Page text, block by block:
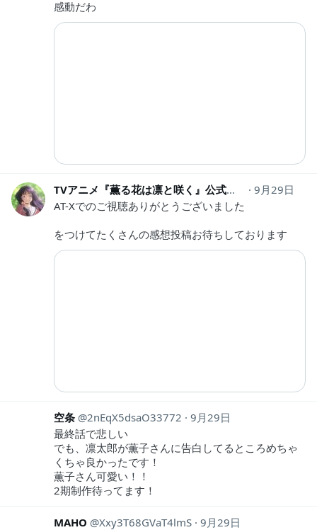
感動だわ
TVアニメ『薫る花は凛と咲く』公式
9月29日
AT-Xでのご視聴ありがとうございました
をつけてたくさんの感想投稿お待ちしております
空条 2nEqX5dsaO33772
9月29日
最終話で悲しい
でも、凛太郎が薫子さんに告白してるところめちゃ
くちゃ良かったです！
薫子さん可愛い！！
2期制作待ってます！
MAHO Xxy3T68GVaT4lmS 9月29日